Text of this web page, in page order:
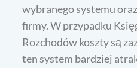
wybranego systemu
firmy. W przypadku
Rozchodów koszty są
ten system bardziej